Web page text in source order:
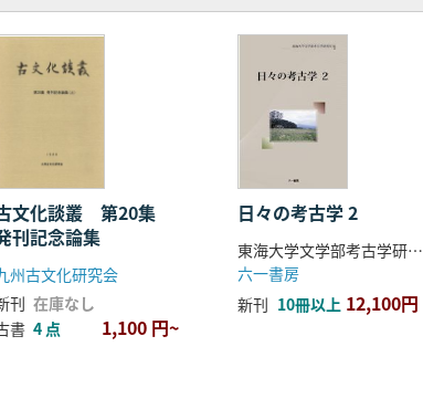
文化談叢 第20集
刊記念論集
州古文化研究会
刊 在庫なし
書 4 点 1,100 円~
日々の考古学 2
東海大学文学部考古学研究室 編
六一書房
新刊 10冊以上 12,100円